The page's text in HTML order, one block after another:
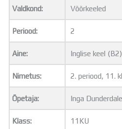
Tamme Leht
Kooliraadio
Koorilaul
ÕPPETÖÖ
Tunniplaan
Aastaplaan
Õppekava
Ainepassid
Huviringid
Õpilastööd (UPT)
Distantsõpe
Valdkond: Võõrkeeled
Periood: 2
Aine: Inglise keel (B2)
Nimetus: 2. periood, 11. kl
Õpetaja: Inga Dunderdale
Klass: 11KU